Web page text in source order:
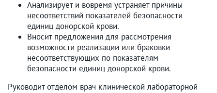
Анализирует и вовремя устраняет причины
несоответствий показателей безопасности
единиц донорской крови.
Вносит предложения для рассмотрения
возможности реализации или браковки
несоответствующих по показателям
безопасности единиц донорской крови.
Руководит отделом врач клинической лабораторной